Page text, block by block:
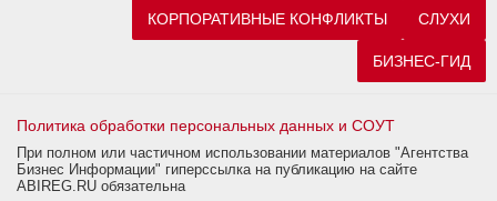
КОРПОРАТИВНЫЕ КОНФЛИКТЫ СЛУХИ
БИЗНЕС-ГИД
Политика обработки персональных данных и СОУТ
При полном или частичном использовании материалов "Агентства
Бизнес Информации" гиперссылка на публикацию на сайте
ABIREG.RU обязательна